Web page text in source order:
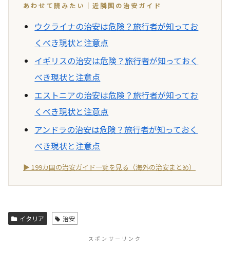
あわせて読みたい｜近隣国の治安ガイド
ウクライナの治安は危険？旅行者が知ってお
くべき現状と注意点
イギリスの治安は危険？旅行者が知っておく
べき現状と注意点
エストニアの治安は危険？旅行者が知ってお
くべき現状と注意点
アンドラの治安は危険？旅行者が知っておく
べき現状と注意点
▶ 199カ国の治安ガイド一覧を見る（海外の治安まとめ）
イタリア 治安
スポンサーリンク